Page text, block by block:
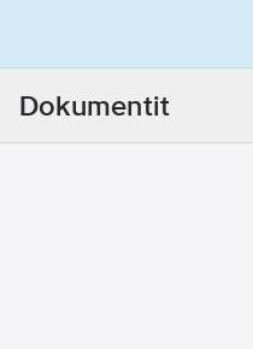
Dokumentit